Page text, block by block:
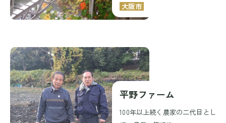
大阪市
平野ファーム
100年以上続く農家の二代目とし